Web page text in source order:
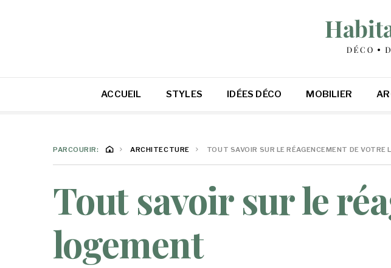
ACCUEIL STYLES IDÉES DÉCO MOBILIER
PARCOURIR: ARCHITECTURE TOUT SAVOIR SUR LE RÉAGENCEMENT DE VOTRE
Tout savoir sur le
logement